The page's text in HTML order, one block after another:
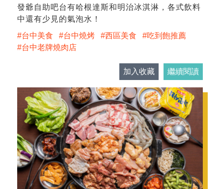
發爺自助吧台有哈根達斯和明治冰淇淋，各式飲料
中還有少見的氣泡水！
台中美食
台中燒烤 西區美食
吃到飽推薦
台中老牌燒肉店
加入收藏 繼續閱讀